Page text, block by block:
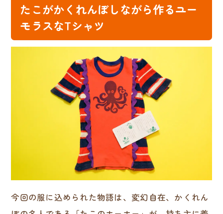
たこがかくれんぼしながら作るユー
モラスなTシャツ
今回の服に込められた物語は、変幻自在、かくれん